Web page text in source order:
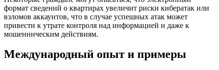
формат сведений о квартирах увеличит риски кибератак или
взломов аккаунтов, что в случае успешных атак может
привести к утрате контроля над информацией и даже к
мошенническим действиям.
Международный опыт и примеры